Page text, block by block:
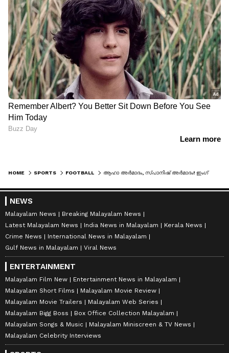
HOME SPORTS FOOTBALL ആഹാ അര്‍മാദം, സ്പാനിഷ് അര്‍മാദം! ഇംഗ്ലണ്ടിനെ തീര്‍ത്ത് സ്‌പെയ്ന്‍; യൂറോപ്പിന്റെ നെറുകയില്‍ ലാ റോജ
NEWS
Malayalam News
Breaking Malayalam News
Latest Malayalam News
India News in Malayalam
Kerala News
Crime News
International News in Malayalam
Gulf News in Malayalam
Viral News
ENTERTAINMENT
Malayalam Film New
Entertainment News in Malayalam
Malayalam Short Films
Malayalam Movie Review
Malayalam Movie Trailers
Malayalam Web Series
Malayalam Bigg Boss
Box Office Collection Malayalam
Malayalam Songs & Music
Malayalam Miniscreen & TV News
Malayalam Celebrity Interviews